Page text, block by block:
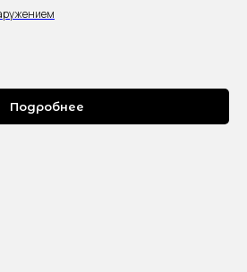
Подробнее